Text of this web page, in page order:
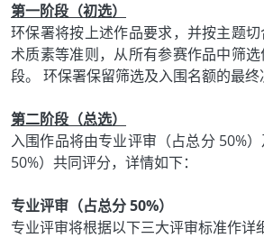
第一阶段（初选）
环保署将按上述作品要求，并按主题
术质素等准则，从所有参赛作品中筛
段。 环保署保留筛选及入围名额的最终
第二阶段（总选）
入围作品将由专业评审（占总分 50%
50%）共同评分，详情如下：
专业评审（占总分 50%）
专业评审将根据以下三大评审标准作详